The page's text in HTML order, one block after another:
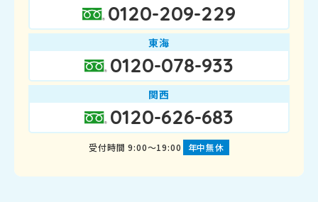
0120-209-229
東海
0120-078-933
関西
0120-626-683
受付時間 9:00～19:00 年中無休